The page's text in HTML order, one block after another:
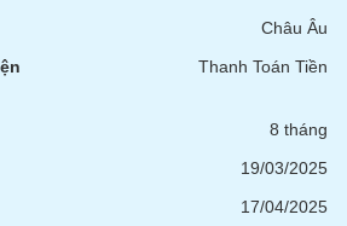
Châu Âu
Thanh Toán Tiền
8 tháng
19/03/2025
17/04/2025